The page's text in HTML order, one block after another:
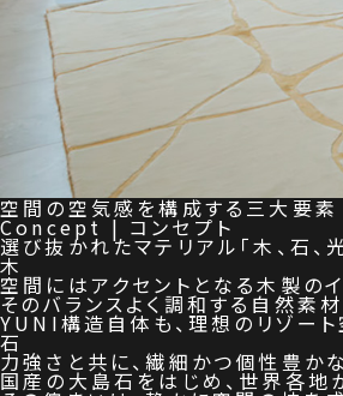
空間の空気感を構成する三大要素
Concept | コンセプト
選び抜かれたマテリアル「木、石
木
空間にはアクセントとなる木製の
そのバランスよく調和する自然素
YUNI構造自体も、理想のリゾー
石
力強さと共に、繊細かつ個性豊か
国産の大島石をはじめ、世界各地